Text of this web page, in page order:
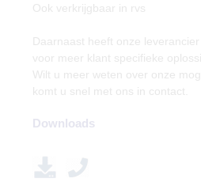
Ook verkrijgbaar in rvs
Daarnaast heeft onze leverancier
voor meer klant specifieke
Wilt u meer weten over onze
komt u snel met ons in contact.
Downloads